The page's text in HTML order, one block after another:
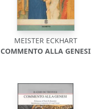
MEISTER ECKHART
COMMENTO ALLA GENESI